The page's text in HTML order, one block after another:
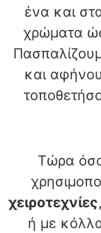
ένα και
χρώματα
και
Τώρα
χειροτεχνίες
ή με